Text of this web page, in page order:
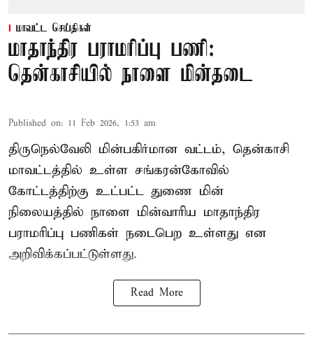
மாவட்ட செய்திகள்
மாதாந்திர பராமரிப்பு பணி:
தென்காசியில் நாளை மின்தடை
Published on: 11 Feb 2026, 1:53 am
திருநெல்வேலி மின்பகிர்மான வட்டம், தென்காசி
மாவட்டத்தில் உள்ள சங்கரன்கோவில்
கோட்டத்திற்கு உட்பட்ட துணை மின்
நிலையத்தில் நாளை மின்வாரிய மாதாந்திர
பராமரிப்பு பணிகள் நடைபெற உள்ளது என
அறிவிக்கப்பட்டுள்ளது.
Read More